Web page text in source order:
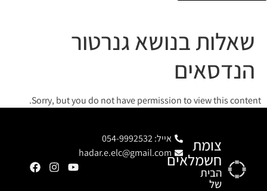
שאלות בנושא גנרטור
הנדסאים
Sorry, but you do not have permission to view this content.
צומת
חשמלאים
הבית
של
אייל: 054-9992532
hadar.e.elc@gmail.com